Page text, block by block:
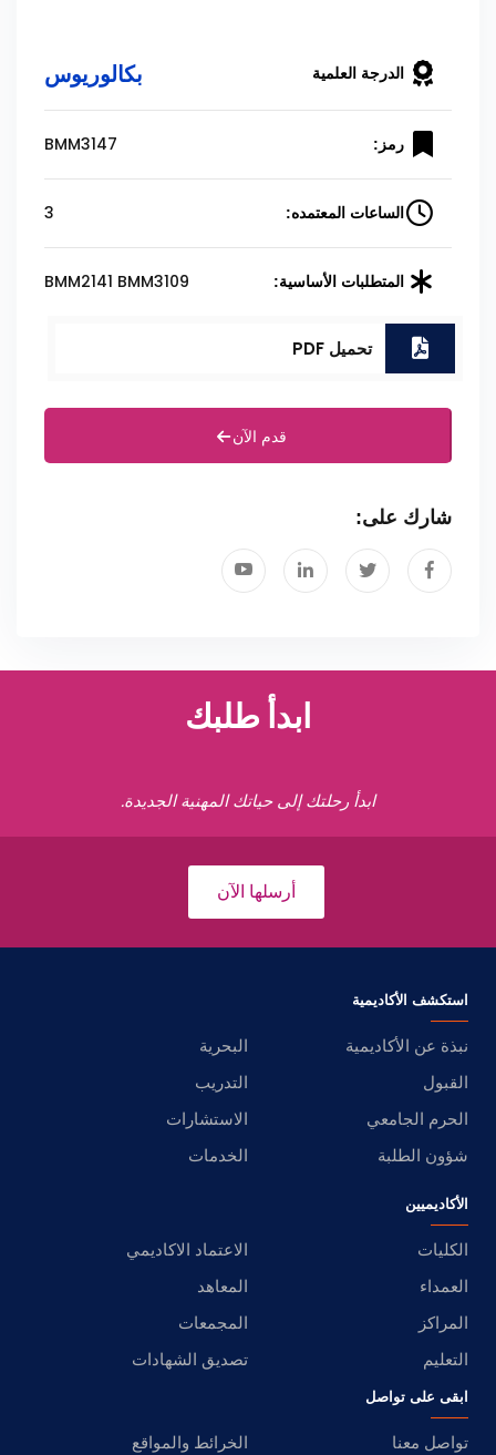
الدرجة العلمية بكالوريوس
رمز: BMM3147
الساعات المعتمده: 3
المتطلبات الأساسية: BMM2141 BMM3109
تحميل PDF
قدم الآن
شارك على:
ابدأ طلبك
ابدأ رحلتك إلى حياتك المهنية الجديدة.
أرسلها الآن
استكشف الأكاديمية
نبذة عن الأكاديمية
البحرية
القبول
التدريب
الحرم الجامعي
الاستشارات
شؤون الطلبة
الخدمات
الأكاديميين
الكليات
الاعتماد الاكاديمي
العمداء
المعاهد
المراكز
المجمعات
التعليم
تصديق الشهادات
ابقى على تواصل
تواصل معنا الخرائط والمواقع